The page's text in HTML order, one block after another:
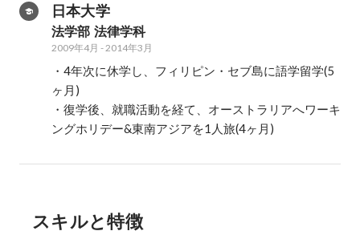
日本大学
法学部 法律学科
2009年4月 -2014年3月
・4年次に休学し、フィリピン・セブ島に語学留学(5
ヶ月)
・復学後、就職活動を経て、オーストラリアへワーキ
ングホリデー&東南アジアを1人旅(4ヶ月)
スキルと特徴